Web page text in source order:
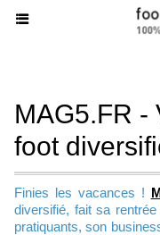
MAG5.FR -
foot
Finies les vacances !
diversifié, fait sa
pratiquants, son